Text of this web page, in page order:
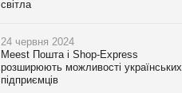
світла
24 червня 2024
Meest Пошта і Shop-Express
розширюють можливості українських
підприємців